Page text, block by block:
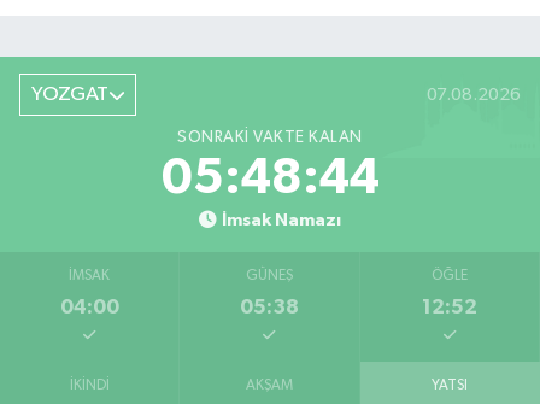
YOZGAT 07.08.2026
SONRAKI VAKTE KALAN
05:48:44
İmsak Namazı
İMSAK
04:00
GÜNEŞ
05:38
ÖĞLE
12:52
İKINDI AKŞAM YATSI